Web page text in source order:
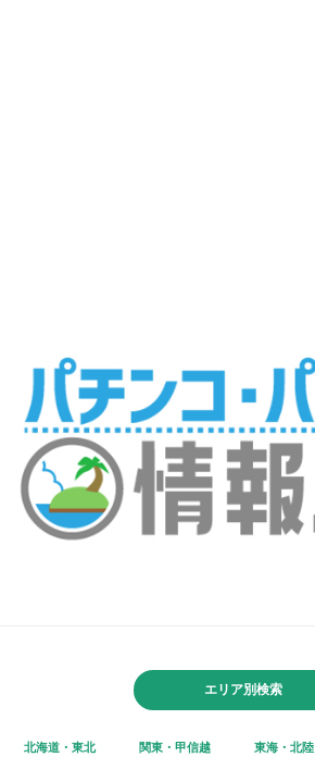
エリア別検索
北海道・東北 関東・甲信越 東海・北陸